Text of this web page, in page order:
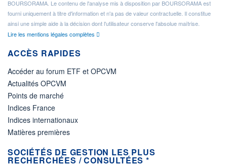
BOURSORAMA. Le contenu de l'analyse mis à disposition par BOURSORAMA est
fourni uniquement à titre d'information et n'a pas de valeur contractuelle. Il constitue
ainsi une simple aide à la décision dont l'utilisateur conserve l'absolue maîtrise.
Lire les mentions légales complètes
ACCÈS RAPIDES
Accéder au forum ETF et OPCVM
Actualités OPCVM
Points de marché
Indices France
Indices internationaux
Matières premières
SOCIÉTÉS DE GESTION LES PLUS
RECHERCHÉES / CONSULTÉES *